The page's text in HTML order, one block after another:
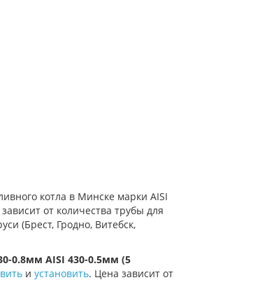
котла в Минске марки AISI
от количества трубы для
(Брест, Гродно, Витебск,
0.8мм AISI 430-0.5мм (5
и установить. Цена зависит от